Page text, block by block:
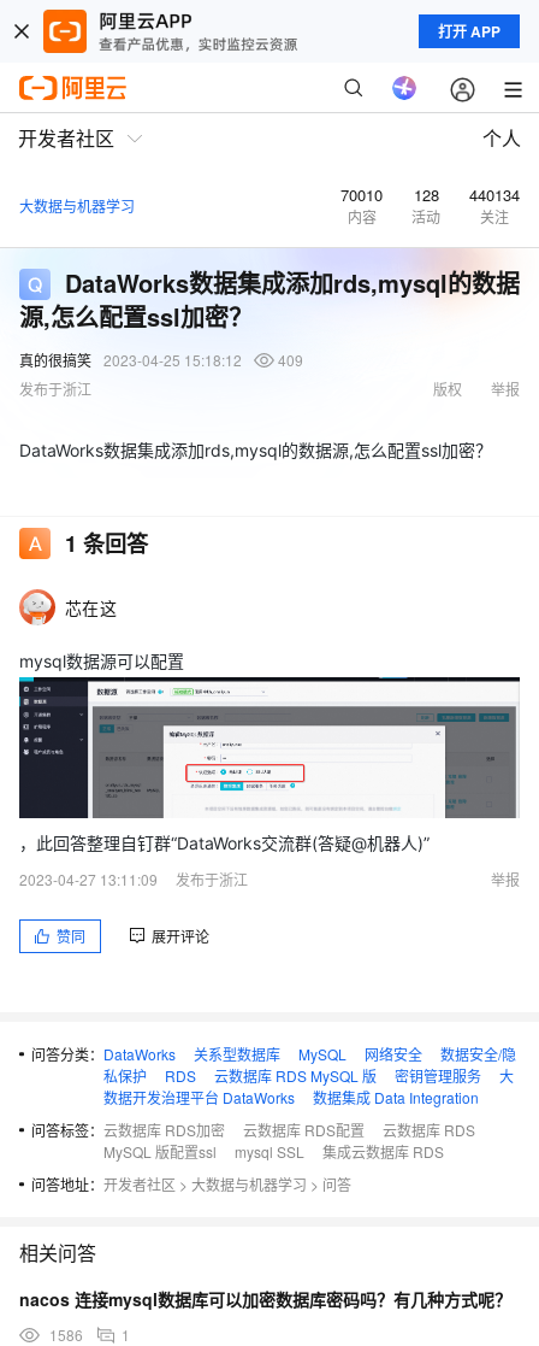
打开 APP
开发者社区 个人
大数据与机器学习 70010
内容
128
活动
440134
关注
DataWorks数据集成添加rds,mysql的数据
源,怎么配置ssl加密？
真的很搞笑 2023-04-25 15:18:12
409
发布于浙江
举报
版权
DataWorks数据集成添加rds,mysql的数据源,怎么配置ssl加密？
1 条回答
芯在这
mysql数据源可以配置
，此回答整理自钉群“DataWorks交流群(答疑@机器人)”
2023-04-27 13:11:09
发布于浙江 举报
赞同 展开评论
问答分类： DataWorks 关系型数据库 MySQL 网络安全
数据安全/隐
私保护
RDS 云数据库 RDS MySQL 版 密钥管理服务
大
数据开发治理平台 DataWorks
数据集成 Data Integration
问答标签： 云数据库 RDS加密 云数据库 RDS配置
云数据库 RDS
MySQL 版配置ssl
mysql SSL
集成云数据库 RDS
问答地址： 开发者社区 > 大数据与机器学习 > 问答
相关问答
nacos 连接mysql数据库可以加密数据库密码吗？有几种方式呢？
1586 1